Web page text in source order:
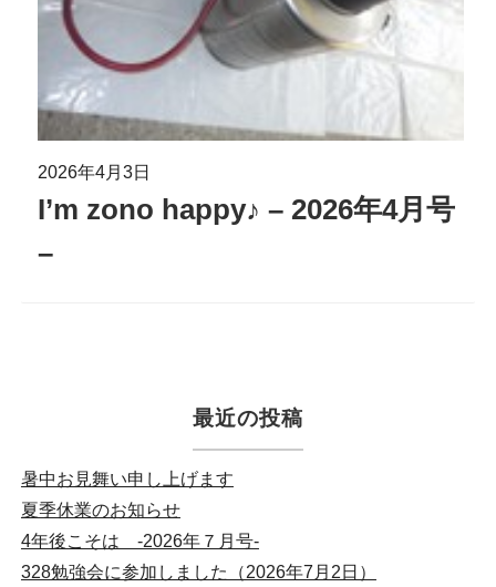
2026年4月3日
I’m zono happy♪ – 2026年4月号
–
最近の投稿
暑中お見舞い申し上げます
夏季休業のお知らせ
4年後こそは -2026年７月号-
328勉強会に参加しました（2026年7月2日）